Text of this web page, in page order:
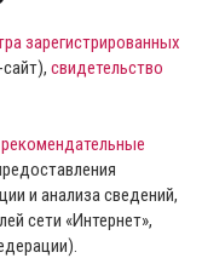
зарегистрированных
свидетельство
рекомендательные
и анализа сведений,
сети «Интернет»,